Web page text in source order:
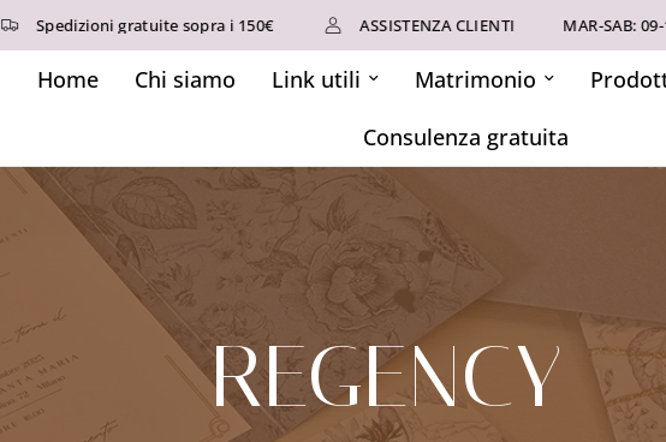
Spedizioni gratuite sopra i 150€ ASSISTENZA CLIENTI MAR-SAB: 09-19
Home Chi siamo Link utili Matrimonio
Consulenza gratuita
REGENCY